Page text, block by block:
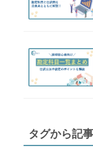
タグから記